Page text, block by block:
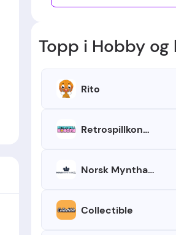
Topp i Hobby
Rito
Retrospillkongen
Norsk Mynthandel
Collectible